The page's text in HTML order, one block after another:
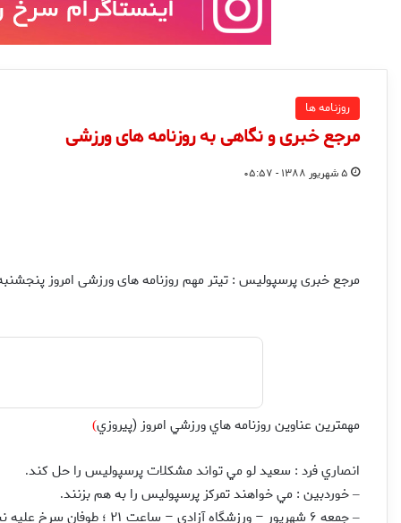
روزنامه ها
مرجع خبری و نگاهی به روزنامه های ورزشی
۵ شهریور ۱۳۸۸ - ۰۵:۵۷
مرجع خبری پرسپولیس : تیتر مهم روزنامه های ورزشی امروز پنجشنبه ۵
مهمترين عناوين روزنامه هاي ورزشي امروز (پيروزي)
انصاري فرد : سعيد لو مي تواند مشكلات پرسپوليس را حل كند.
– خوردبين : مي خواهند تمركز پرسپوليس را به هم بزنند.
– جمعه ۶ شهريور – ورزشگاه آزادي – ساعت ۲۱ ؛ طوفان سرخ عليه نسيم صبا